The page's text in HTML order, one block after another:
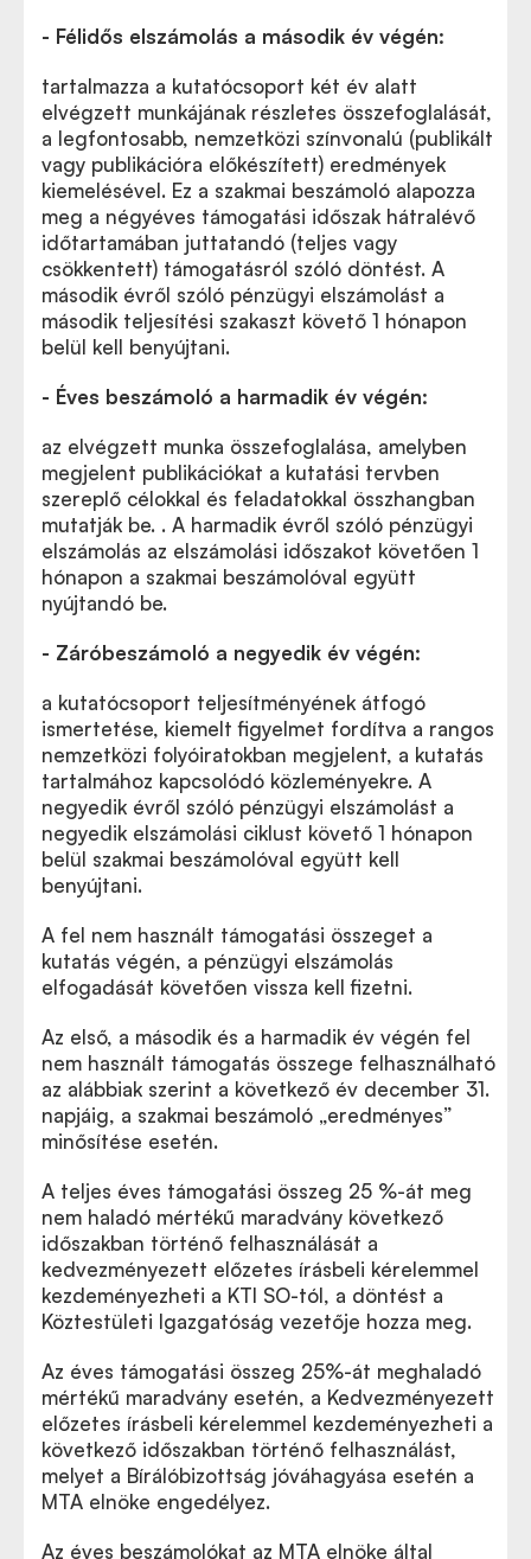
- Félidős elszámolás a második év végén:
tartalmazza a kutatócsoport két év alatt
elvégzett munkájának részletes összefoglalását,
a legfontosabb, nemzetközi színvonalú (publikált
vagy publikációra előkészített) eredmények
kiemelésével. Ez a szakmai beszámoló alapozza
meg a négyéves támogatási időszak hátralévő
időtartamában juttatandó (teljes vagy
csökkentett) támogatásról szóló döntést. A
második évről szóló pénzügyi elszámolást a
második teljesítési szakaszt követő 1 hónapon
belül kell benyújtani.
- Éves beszámoló a harmadik év végén:
az elvégzett munka összefoglalása, amelyben
megjelent publikációkat a kutatási tervben
szereplő célokkal és feladatokkal összhangban
mutatják be. . A harmadik évről szóló pénzügyi
elszámolás az elszámolási időszakot követően 1
hónapon a szakmai beszámolóval együtt
nyújtandó be.
- Záróbeszámoló a negyedik év végén:
a kutatócsoport teljesítményének átfogó
ismertetése, kiemelt figyelmet fordítva a rangos
nemzetközi folyóiratokban megjelent, a kutatás
tartalmához kapcsolódó közleményekre. A
negyedik évről szóló pénzügyi elszámolást a
negyedik elszámolási ciklust követő 1 hónapon
belül szakmai beszámolóval együtt kell
benyújtani.
A fel nem használt támogatási összeget a
kutatás végén, a pénzügyi elszámolás
elfogadását követően vissza kell fizetni.
Az első, a második és a harmadik év végén fel
nem használt támogatás összege felhasználható
az alábbiak szerint a következő év december 31.
napjáig, a szakmai beszámoló „eredményes”
minősítése esetén.
A teljes éves támogatási összeg 25 %-át meg
nem haladó mértékű maradvány következő
időszakban történő felhasználását a
kedvezményezett előzetes írásbeli kérelemmel
kezdeményezheti a KTI SO-tól, a döntést a
Köztestületi Igazgatóság vezetője hozza meg.
Az éves támogatási összeg 25%-át meghaladó
mértékű maradvány esetén, a Kedvezményezett
előzetes írásbeli kérelemmel kezdeményezheti a
következő időszakban történő felhasználást,
melyet a Bírálóbizottság jóváhagyása esetén a
MTA elnöke engedélyez.
Az éves beszámolókat az MTA elnöke által